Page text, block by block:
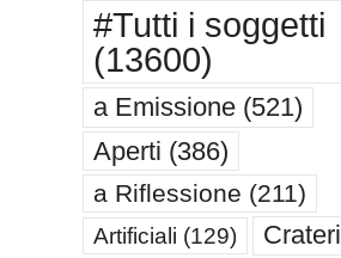
#Tutti i soggetti
(13600)
a Emissione(521)
Aperti (386)
a Riflessione (211)
Artificiali (129) Crateri